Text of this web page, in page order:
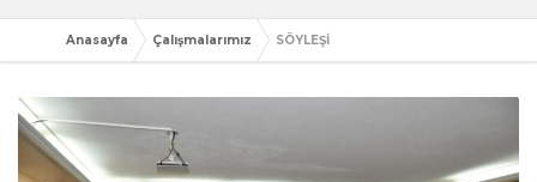
Anasayfa Çalışmalarımız SÖYLEŞİ